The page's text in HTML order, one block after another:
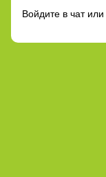
Войдите в чат или